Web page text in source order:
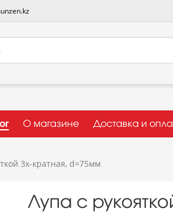
О магазине Доставка и
3х-кратная, d=75мм
Лупа с